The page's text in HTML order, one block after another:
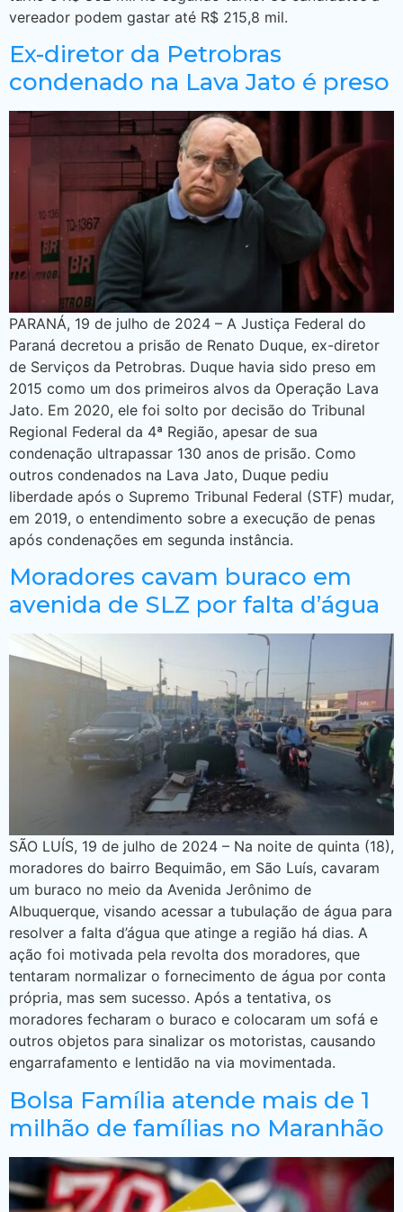
vereador podem gastar até R$ 215,8 mil.
Ex-diretor da Petrobras
condenado na Lava Jato é preso
PARANÁ, 19 de julho de 2024 – A Justiça Federal do
Paraná decretou a prisão de Renato Duque, ex-diretor
de Serviços da Petrobras. Duque havia sido preso em
2015 como um dos primeiros alvos da Operação Lava
Jato. Em 2020, ele foi solto por decisão do Tribunal
Regional Federal da 4ª Região, apesar de sua
condenação ultrapassar 130 anos de prisão. Como
outros condenados na Lava Jato, Duque pediu
liberdade após o Supremo Tribunal Federal (STF) mudar,
em 2019, o entendimento sobre a execução de penas
após condenações em segunda instância.
Moradores cavam buraco em
avenida de SLZ por falta d’água
SÃO LUÍS, 19 de julho de 2024 – Na noite de quinta (18),
moradores do bairro Bequimão, em São Luís, cavaram
um buraco no meio da Avenida Jerônimo de
Albuquerque, visando acessar a tubulação de água para
resolver a falta d’água que atinge a região há dias. A
ação foi motivada pela revolta dos moradores, que
tentaram normalizar o fornecimento de água por conta
própria, mas sem sucesso. Após a tentativa, os
moradores fecharam o buraco e colocaram um sofá e
outros objetos para sinalizar os motoristas, causando
engarrafamento e lentidão na via movimentada.
Bolsa Família atende mais de 1
milhão de famílias no Maranhão